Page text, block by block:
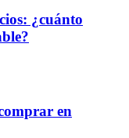
¿cuánto
en